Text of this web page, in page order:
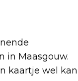
in Maasgouw.
kaartje wel kan